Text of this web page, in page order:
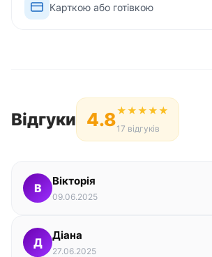
Карткою або готівкою
Відгуки 4.8★★★★★
17 відгуків
В
Вікторія
09.06.2025
Д
Діана
27.06.2025